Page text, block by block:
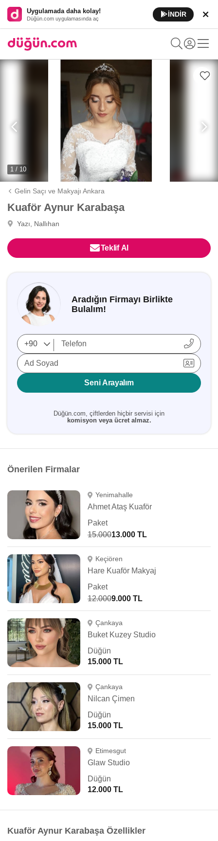
Uygulamada daha kolay!
Düğün.com uygulamasında aç
İNDİR
1 / 10
Gelin Saçı ve Makyajı Ankara
Kuaför Aynur Karabaşa
Yazı, Nallıhan
Teklif Al
Aradığın Firmayı Birlikte
Bulalım!
Ad Soyad
Seni Arayalım
Düğün.com, çiftlerden hiçbir servisi için
komisyon veya ücret almaz.
Önerilen Firmalar
Yenimahalle
Ahmet Ataş Kuaför
Paket
15.00013.000 TL
Keçiören
Hare Kuaför Makyaj
Paket
12.0009.000 TL
Çankaya
Buket Kuzey Studio
Düğün
15.000 TL
Çankaya
Nilcan Çimen
Düğün
15.000 TL
Etimesgut
Glaw Studio
Düğün
12.000 TL
Kuaför Aynur Karabaşa Özellikler